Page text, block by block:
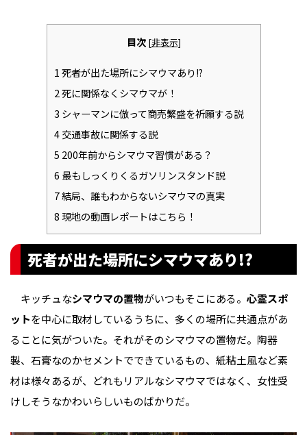
目次 [非表示]
1死者が出た場所にシマウマあり!?
2死に関係なくシマウマが！
3 シャーマンに倣って商売繁盛を祈願する説
4交通事故に関係する説
5 200年前からシマウマ習慣がある？
6 最もしっくりくるガソリンスタンド説
7結局、誰もわからないシマウマの真実
8現地の動画レポートはこちら！
死者が出た場所にシマウマあり!?
キッチュなシマウマの置物がいつもそこにある。 心霊スポ
ットを中心に取材しているうちに、多くの場所に共通点があ
ることに気がついた。それがそのシマウマの置物だ。陶器
製、石膏なのかセメントでできているもの、紙粘土風など素
材は様々あるが、どれもリアルなシマウマではなく、女性受
けしそうなかわいらしいものばかりだ。